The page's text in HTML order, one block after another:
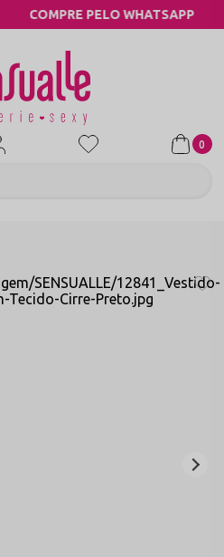
PELO WHATSAPP
0